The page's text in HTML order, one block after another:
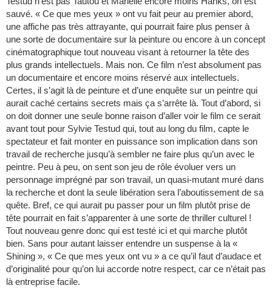
sauvé. « Ce que mes yeux » ont vu fait peur au premier abord,
une affiche pas très attrayante, qui pourrait faire plus penser à
une sorte de documentaire sur la peinture ou encore à un concept
cinématographique tout nouveau visant à retourner la tête des
plus grands intellectuels. Mais non. Ce film n’est absolument pas
un documentaire et encore moins réservé aux intellectuels.
Certes, il s’agit là de peinture et d’une enquête sur un peintre qui
aurait caché certains secrets mais ça s’arrête là. Tout d’abord, si
on doit donner une seule bonne raison d’aller voir le film ce serait
avant tout pour Sylvie Testud qui, tout au long du film, capte le
spectateur et fait monter en puissance son implication dans son
travail de recherche jusqu’à sembler ne faire plus qu’un avec le
peintre. Peu à peu, on sent son jeu de rôle évoluer vers un
personnage imprégné par son travail, un quasi-mutant muré dans
la recherche et dont la seule libération sera l’aboutissement de sa
quête. Bref, ce qui aurait pu passer pour un film plutôt prise de
tête pourrait en fait s’apparenter à une sorte de thriller culturel !
Tout nouveau genre donc qui est testé ici et qui marche plutôt
bien. Sans pour autant laisser entendre un suspense à la «
Shining », « Ce que mes yeux ont vu » a ce qu’il faut d’audace et
d’originalité pour qu’on lui accorde notre respect, car ce n’était pas
là entreprise facile.